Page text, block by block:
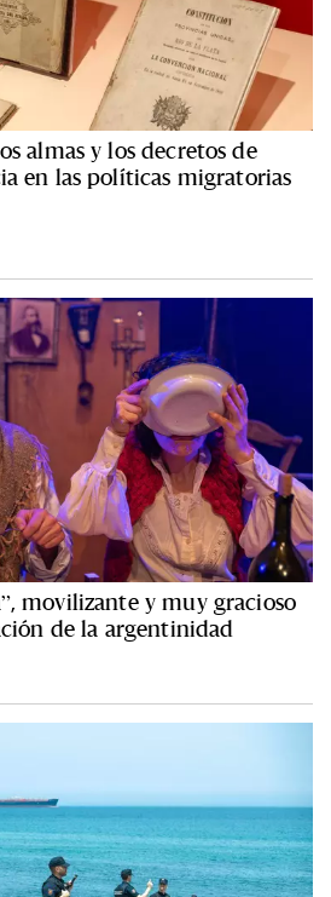
almas y los decretos de
en las políticas migratorias
movilizante y muy gracioso
de la argentinidad